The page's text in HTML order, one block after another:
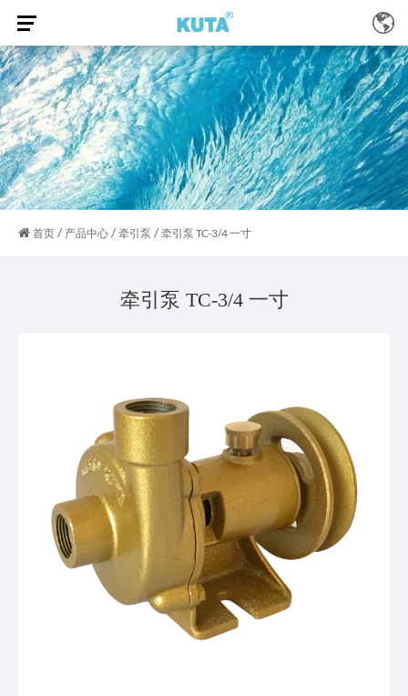
首页 / 产品中心 / 牵引泵 / 牵引泵 TC-3/4 一寸
牵引泵 TC-3/4 一寸